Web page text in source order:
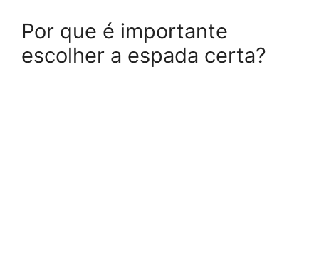
Por que é importante
escolher a espada certa?